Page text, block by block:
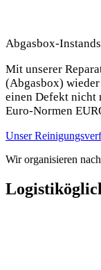
Abgasbox-
Mit unserer
(Abgasbox)
einen Defekt nicht
Euro-Normen
Unser
Wir organisieren